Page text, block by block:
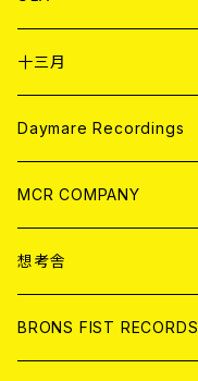
ANALOG
アパレル
CD
ANALOG
十三月
CD
ANALOG
Daymare Recordings
CD
ANALOG
MCR COMPANY
CD
アパレル
想考舎
BRONS FIST RECORDS